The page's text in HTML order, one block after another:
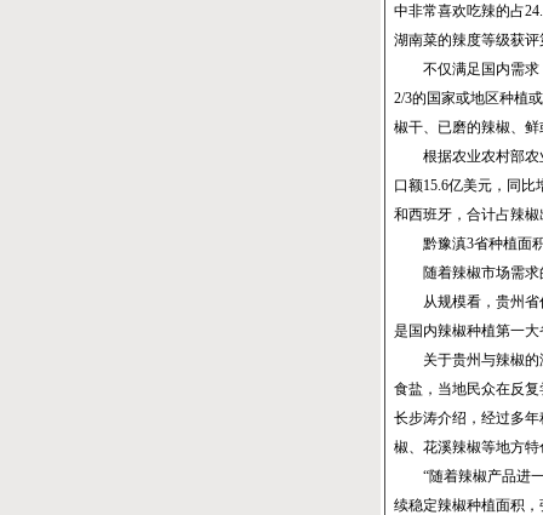
中非常喜欢吃辣的占
湖南菜的辣度等级获评
不仅满足国内需求，
2/3的国家或地区种植
椒干、已磨的辣椒、
根据农业农村部农业
口额15.6亿美元，同
和西班牙，合计占辣椒
黔豫滇3省种植面积
随着辣椒市场需求
从规模看，贵州省作
是国内辣椒种植第一大
关于贵州与辣椒的渊
食盐，当地民众在反
长步涛介绍，经过多
椒、花溪辣椒等地方
“随着辣椒产品进一
续稳定辣椒种植面积